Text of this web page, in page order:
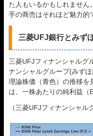
た人もいるかもしれません
手の商売はそれほど魅力的
三菱UFJ銀行とみず
三菱UFJフィナンシャルグ
ナンシャルグループ(みず
理論株価（青色）の推移を
は、一株あたりの純利益（
（三菱UFJフィナンシャル